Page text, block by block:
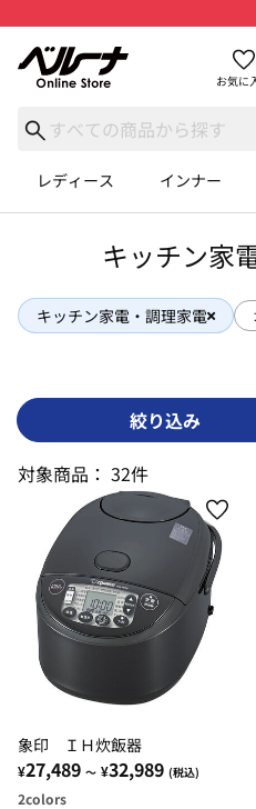
お気に
レディース インナー
キッチン家
キッチン家電・調理家電
絞り込み
対象商品： 32件
象印 ＩＨ炊飯器
¥27,489 ～ ¥32,989 (税込)
2colors